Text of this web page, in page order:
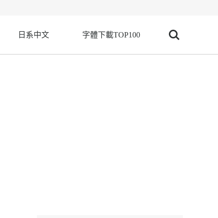
日系中文 字體下載TOP100